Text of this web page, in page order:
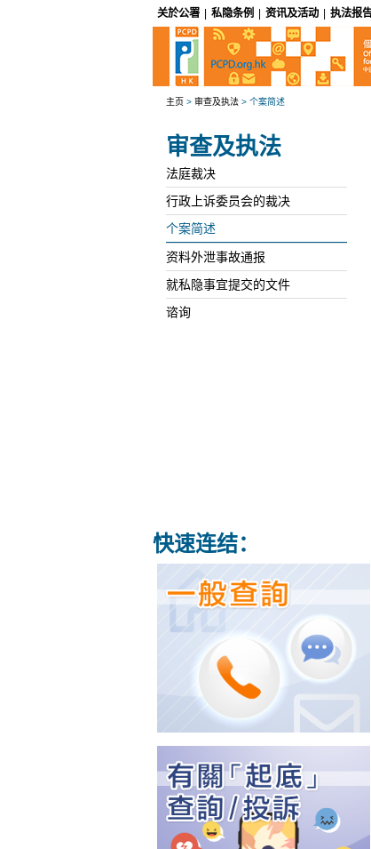
关於公署 私隐条例 资讯及活动 执法报
主页 > 审查及执法 > 个案简述
审查及执法
法庭裁决
行政上诉委员会的裁决
个案简述
资料外泄事故通报
就私隐事宜提交的文件
谘询
快速连结：